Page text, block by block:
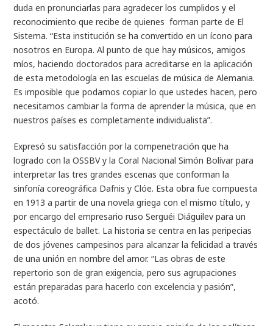
duda en pronunciarlas para agradecer los cumplidos y el
reconocimiento que recibe de quienes forman parte de El
Sistema. “Esta institución se ha convertido en un ícono para
nosotros en Europa. Al punto de que hay músicos, amigos
míos, haciendo doctorados para acreditarse en la aplicación
de esta metodología en las escuelas de música de Alemania.
Es imposible que podamos copiar lo que ustedes hacen, pero
necesitamos cambiar la forma de aprender la música, que en
nuestros países es completamente individualista”.
Expresó su satisfacción por la compenetración que ha
logrado con la OSSBV y la Coral Nacional Simón Bolívar para
interpretar las tres grandes escenas que conforman la
sinfonía coreográfica Dafnis y Clóe. Esta obra fue compuesta
en 1913 a partir de una novela griega con el mismo título, y
por encargo del empresario ruso Serguéi Diáguilev para un
espectáculo de ballet. La historia se centra en las peripecias
de dos jóvenes campesinos para alcanzar la felicidad a través
de una unión en nombre del amor. “Las obras de este
repertorio son de gran exigencia, pero sus agrupaciones
están preparadas para hacerlo con excelencia y pasión”,
acotó.